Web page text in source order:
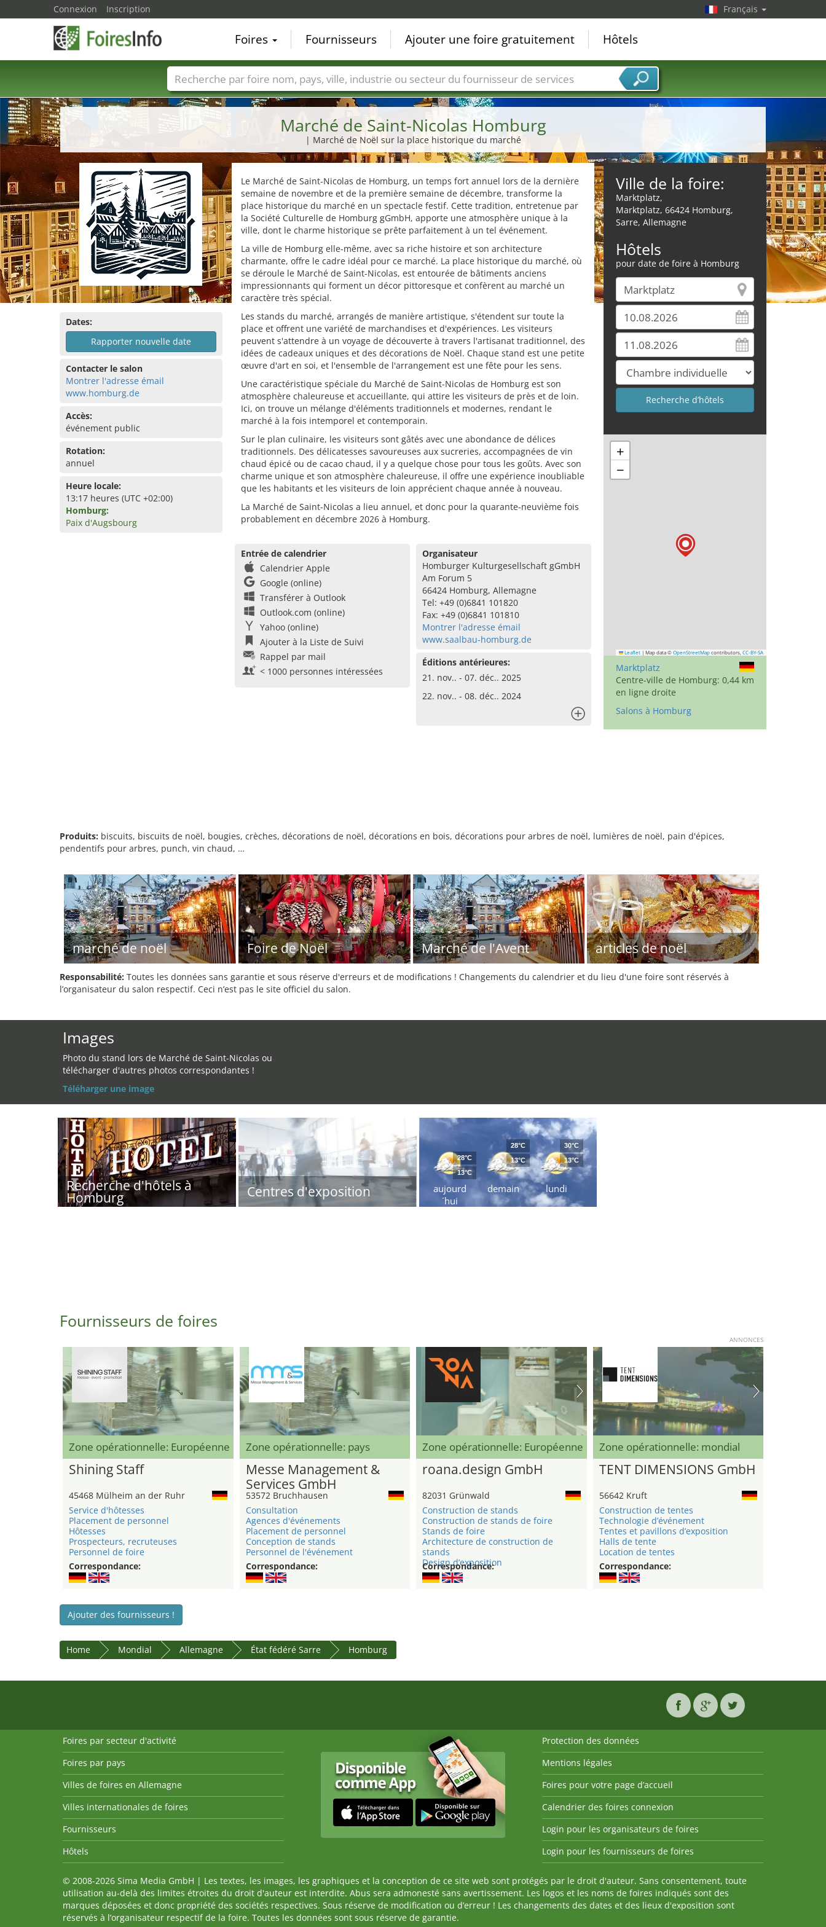
Marché de Saint-Nicolas Homburg
| Marché de Noël sur la place historique du marché
Dates:
Rapporter nouvelle date
Contacter le salon
Montrer l'adresse émail
www.homburg.de
Accès:
événement public
Rotation:
annuel
Heure locale:
13:17 heures (UTC +02:00)
Homburg:
Paix d'Augsbourg
Le Marché de Saint-Nicolas de Homburg, un temps fort annuel lors de la dernière
semaine de novembre et de la première semaine de décembre, transforme la
place historique du marché en un spectacle festif. Cette tradition, entretenue par
la Société Culturelle de Homburg gGmbH, apporte une atmosphère unique à la
ville, dont le charme historique se prête parfaitement à un tel événement.
La ville de Homburg elle-même, avec sa riche histoire et son architecture
charmante, offre le cadre idéal pour ce marché. La place historique du marché, où
se déroule le Marché de Saint-Nicolas, est entourée de bâtiments anciens
impressionnants qui forment un décor pittoresque et confèrent au marché un
caractère très spécial.
Les stands du marché, arrangés de manière artistique, s'étendent sur toute la
place et offrent une variété de marchandises et d'expériences. Les visiteurs
peuvent s'attendre à un voyage de découverte à travers l'artisanat traditionnel, des
idées de cadeaux uniques et des décorations de Noël. Chaque stand est une petite
œuvre d'art en soi, et l'ensemble de l'arrangement est une fête pour les sens.
Une caractéristique spéciale du Marché de Saint-Nicolas de Homburg est son
atmosphère chaleureuse et accueillante, qui attire les visiteurs de près et de loin.
Ici, on trouve un mélange d'éléments traditionnels et modernes, rendant le
marché à la fois intemporel et contemporain.
Sur le plan culinaire, les visiteurs sont gâtés avec une abondance de délices
traditionnels. Des délicatesses savoureuses aux sucreries, accompagnées de vin
chaud épicé ou de cacao chaud, il y a quelque chose pour tous les goûts. Avec son
charme unique et son atmosphère chaleureuse, il offre une expérience inoubliable
que les habitants et les visiteurs de loin apprécient chaque année à nouveau.
La Marché de Saint-Nicolas a lieu annuel, et donc pour la quarante-neuvième fois
probablement en décembre 2026 à Homburg.
Entrée de calendrier
Calendrier Apple
Google (online)
Transférer à Outlook
Outlook.com (online)
Yahoo (online)
Ajouter à la Liste de Suivi
Rappel par mail
< 1000 personnes intéressées
Organisateur
Homburger Kulturgesellschaft gGmbH
Am Forum 5
66424 Homburg, Allemagne
Tel: +49 (0)6841 101820
Fax: +49 (0)6841 101810
Montrer l'adresse émail
www.saalbau-homburg.de
Éditions antérieures:
21. nov.. - 07. déc.. 2025
22. nov.. - 08. déc.. 2024
Ville de la foire:
Marktplatz,
Marktplatz, 66424 Homburg,
Sarre, Allemagne
Hôtels
pour date de foire à Homburg
+
−
Leaflet | Map data © OpenStreetMap contributors, CC-BY-SA
Marktplatz
Centre-ville de Homburg: 0,44 km
en ligne droite
Salons à Homburg
Produits: biscuits, biscuits de noël, bougies, crèches, décorations de noël, décorations en bois, décorations pour arbres de noël, lumières de noël, pain d'épices,
pendentifs pour arbres, punch, vin chaud, …
marché de noël Foire de Noël Marché de l'Avent articles de noël
Responsabilité: Toutes les données sans garantie et sous réserve d'erreurs et de modifications ! Changements du calendrier et du lieu d'une foire sont réservés à
l’organisateur du salon respectif. Ceci n’est pas le site officiel du salon.
Images
Photo du stand lors de Marché de Saint-Nicolas ou
télécharger d'autres photos correspondantes !
Téléharger une image
Recherche d'hôtels à
Homburg Centres d'exposition
aujourd
´hui
28°C
13°C
demain
28°C
13°C
lundi
30°C
13°C
Fournisseurs de foires
ANNONCES
Zone opérationnelle: Européenne
Shining Staff
45468 Mülheim an der Ruhr
Service d'hôtesses
Placement de personnel
Hôtesses
Prospecteurs, recruteuses
Personnel de foire
Correspondance:
Zone opérationnelle: pays
Messe Management &
Services GmbH
53572 Bruchhausen
Consultation
Agences d'événements
Placement de personnel
Conception de stands
Personnel de l'événement
Correspondance:
Zone opérationnelle: Européenne
roana.design GmbH
82031 Grünwald
Construction de stands
Construction de stands de foire
Stands de foire
Architecture de construction de
stands
Design d’exposition
Correspondance:
Zone opérationnelle: mondial
TENT DIMENSIONS GmbH
56642 Kruft
Construction de tentes
Technologie d’événement
Tentes et pavillons d’exposition
Halls de tente
Location de tentes
Correspondance:
Ajouter des fournisseurs !
Home Mondial Allemagne État fédéré Sarre Homburg
Connexion Inscription Français
Foires Fournisseurs Ajouter une foire gratuitement Hôtels
Foire noms Pays Villes Secteurs de foire Secteurs du fournisseur de services
Foires par secteur d'activité
Foires par pays
Villes de foires en Allemagne
Villes internationales de foires
Fournisseurs
Hôtels
Protection des données
Mentions légales
Foires pour votre page d’accueil
Calendrier des foires connexion
Login pour les organisateurs de foires
Login pour les fournisseurs de foires
© 2008-2026 Sima Media GmbH | Les textes, les images, les graphiques et la conception de ce site web sont protégés par le droit d'auteur. Sans consentement, toute
utilisation au-delà des limites étroites du droit d'auteur est interdite. Abus sera admonesté sans avertissement. Les logos et les noms de foires indiqués sont des
marques déposées et donc propriété des sociétés respectives. Sous réserve de modification ou d’erreur ! Les changements des dates et des lieux d'exposition sont
réservés à l’organisateur respectif de la foire. Toutes les données sont sous réserve de garantie.